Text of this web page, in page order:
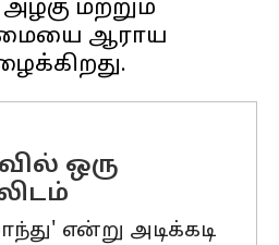
அழகு மற்றும்
ஆராய
ஒரு
என்று அடிக்கடி